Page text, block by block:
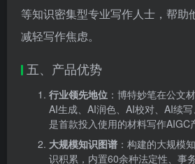
等知识密集型专业写作人士，帮助
减轻写作焦虑。
五、产品优势
行业领先地位 ：博特妙笔在公文
AI生成、AI润色、AI校对、AI续
是首款投入使用的材料写作AIGC
大规模知识图谱 ：构建的大规模
识积累，内置60余种法定性、事